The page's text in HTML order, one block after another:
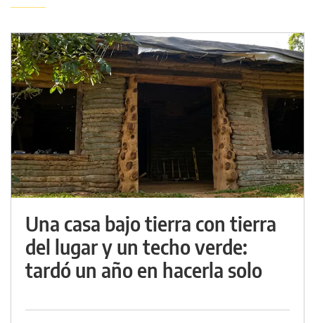
Una casa bajo tierra con tierra
del lugar y un techo verde:
tardó un año en hacerla solo